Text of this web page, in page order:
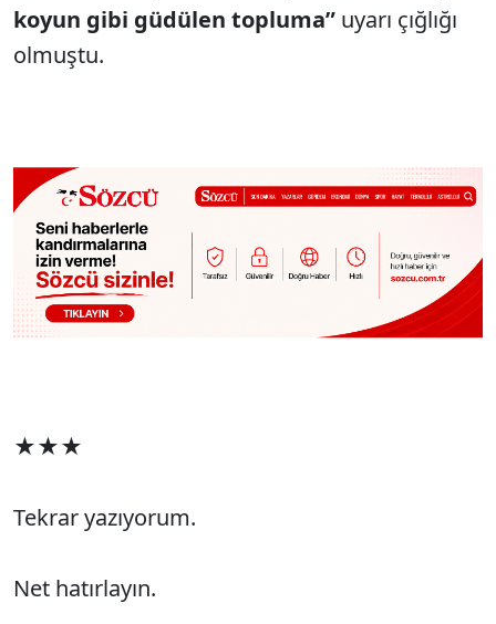
koyun gibi güdülen topluma” uyarı çığlığı
olmuştu.
★★★
Tekrar yazıyorum.
Net hatırlayın.